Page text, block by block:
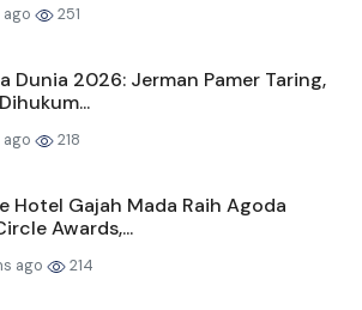
ago 251
Dunia 2026: Jerman Pamer Taring,
ago 218
Hotel Gajah Mada Raih Agoda
Awards,...
ago 214